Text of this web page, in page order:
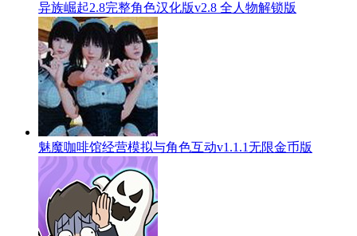
异族崛起2.8完整角色汉化版v2.8 全人物解锁版
魅魔咖啡馆经营模拟与角色互动v1.1.1无限金币版